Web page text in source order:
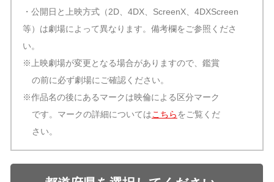
・公開日と上映方式（2D、4DX、ScreenX、4DXScreen
等）は劇場によって異なります。備考欄をご参照くださ
い。
※上映劇場が変更となる場合がありますので、鑑賞
の前に必ず劇場にご確認ください。
※作品名の後にあるマークは映倫による区分マーク
です。マークの詳細についてはこちらをご覧くだ
さい。